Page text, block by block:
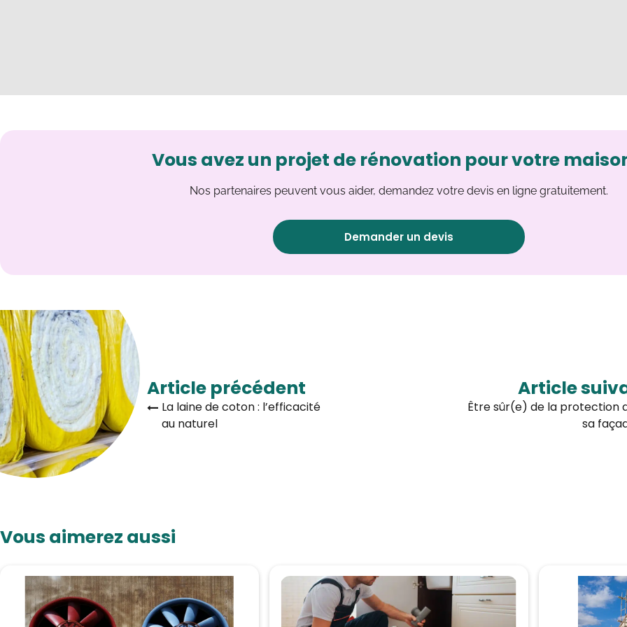
Vous avez un projet de rénovation pour votre
Nos partenaires peuvent vous aider, demandez votre devis en ligne gratuitement.
Demander un devis
Article précédent
La laine de coton : l’efficacité
au naturel
Article
Être sûr(e) de la protection
sa
Vous aimerez aussi